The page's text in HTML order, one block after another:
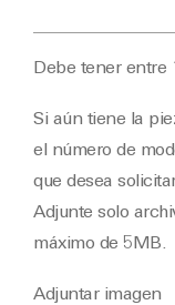
Debe tener entre
Si aún tiene la
el número de
que desea
Adjunte solo
máximo de 5MB.
Adjuntar imagen